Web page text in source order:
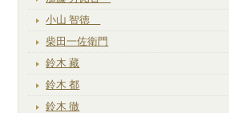
小山 智徳
柴田一佐衛門
鈴木 藏
鈴木 都
鈴木 徹